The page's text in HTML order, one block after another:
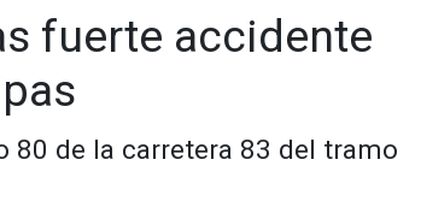
fuerte accidente
80 de la carretera 83 del tramo